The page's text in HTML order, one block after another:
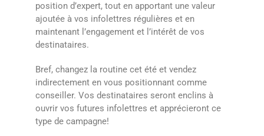
position d’expert, tout en apportant une valeur
ajoutée à vos infolettres régulières et en
maintenant l’engagement et l’intérêt de vos
destinataires.
Bref, changez la routine cet été et vendez
indirectement en vous positionnant comme
conseiller. Vos destinataires seront enclins à
ouvrir vos futures infolettres et apprécieront ce
type de campagne!